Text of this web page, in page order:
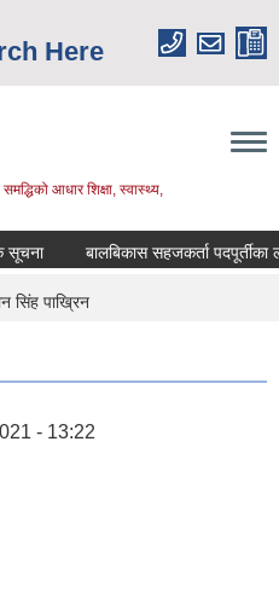
Here
आधार शिक्षा, स्‍वास्‍थ्‍य,
बालबिकास सहजकर्ता पदपूर्तीका लागि
सिंह पाख्रिन
- 13:22